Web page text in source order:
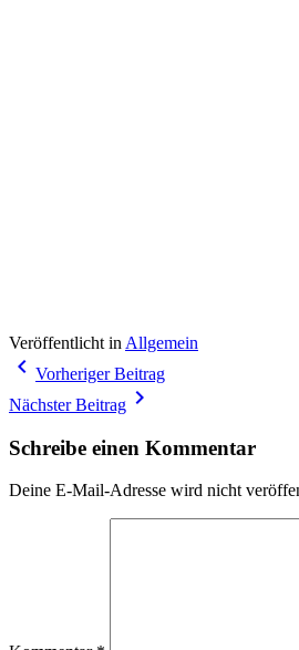
Veröffentlicht in Allgemein
Beitragsnavigation
navigate_before Vorheriger Beitrag
Nächster Beitrag navigate_next
Schreibe einen Kommentar
Deine E-Mail-Adresse wird nicht